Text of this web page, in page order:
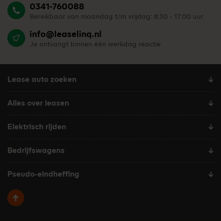
0341-760088
Bereikbaar van maandag t/m vrijdag: 8:30 - 17:00 uur.
info@leaselinq.nl
Je ontvangt binnen één werkdag reactie
Lease auto zoeken
Alles over leasen
Elektrisch rijden
Bedrijfswagens
Pseudo-eindheffing
Terug naar boven